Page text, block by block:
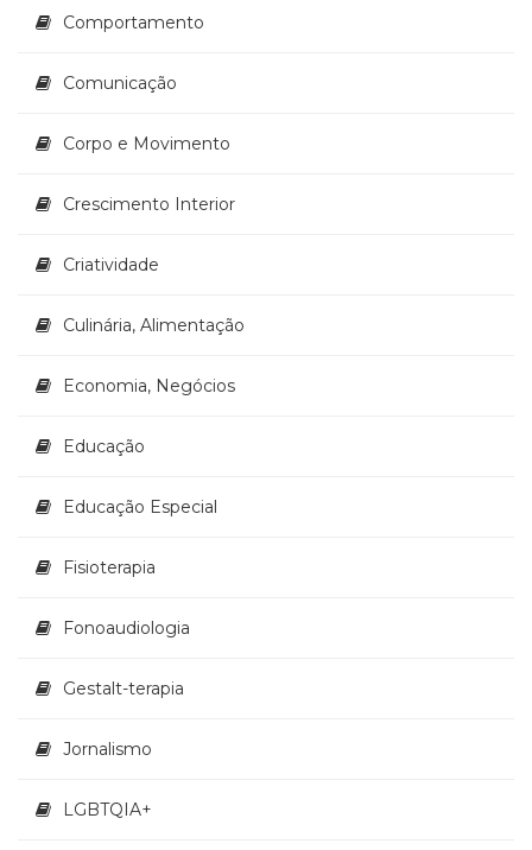
Televisão
africanos
Terapia
(21)
RH
Turismo
Vida
Comportamento
Comunicação
Corpo e Movimento
Crescimento Interior
Criatividade
Culinária, Alimentação
Economia, Negócios
Educação
Educação Especial
Fisioterapia
Fonoaudiologia
Gestalt-terapia
Jornalismo
LGBTQIA+